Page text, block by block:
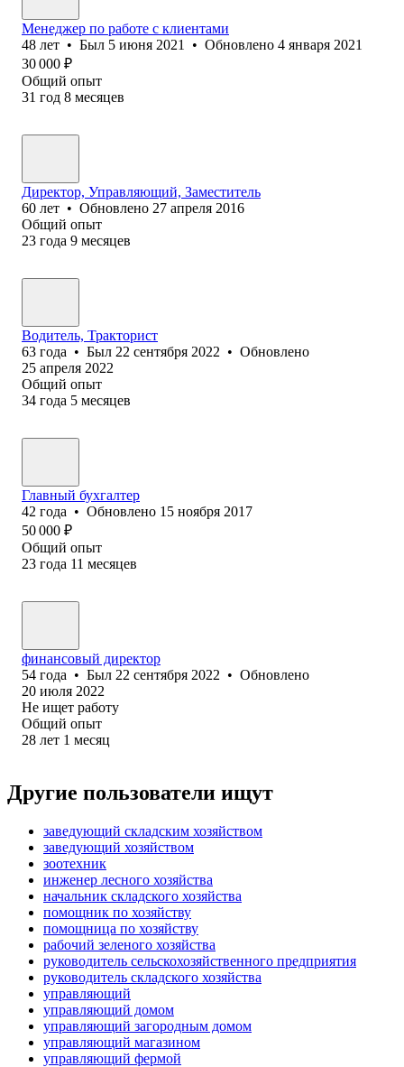
Менеджер по работе с клиентами
48 лет • Был 5 июня 2021 • Обновлено 4 января 2021
30 000 ₽
Общий опыт
31 год 8 месяцев
Директор, Управляющий, Заместитель
60 лет • Обновлено 27 апреля 2016
Общий опыт
23 года 9 месяцев
Водитель, Тракторист
63 года • Был 22 сентября 2022 • Обновлено
25 апреля 2022
Общий опыт
34 года 5 месяцев
Главный бухгалтер
42 года • Обновлено 15 ноября 2017
50 000 ₽
Общий опыт
23 года 11 месяцев
финансовый директор
54 года • Был 22 сентября 2022 • Обновлено
20 июля 2022
Не ищет работу
Общий опыт
28 лет 1 месяц
Другие пользователи ищут
заведующий складским хозяйством
заведующий хозяйством
зоотехник
инженер лесного хозяйства
начальник складского хозяйства
помощник по хозяйству
помощница по хозяйству
рабочий зеленого хозяйства
руководитель сельскохозяйственного предприятия
руководитель складского хозяйства
управляющий
управляющий домом
управляющий загородным домом
управляющий магазином
управляющий фермой